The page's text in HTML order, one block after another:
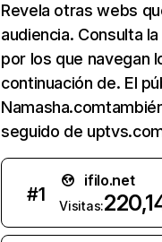
Revela otras webs
audiencia. Consulta
por los que navegan
continuación de. El
seguido de
#1
ifilo.net
Visitas: